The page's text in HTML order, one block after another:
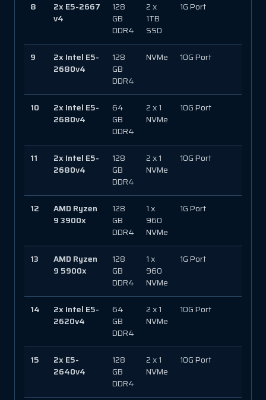
8
2x E5-2667
v4
128
GB
DDR4
2 x
1TB
SSD
1G Port
9
2x Intel E5-
2680v4
128
GB
DDR4
NVMe 10G Port
10
2x Intel E5-
2680v4
64
GB
DDR4
2 x 1
NVMe
10G Port
11
2x Intel E5-
2680v4
128
GB
DDR4
2 x 1
NVMe
10G Port
12
AMD Ryzen
9 3900x
128
GB
DDR4
1 x
960
NVMe
1G Port
13
AMD Ryzen
9 5900x
128
GB
DDR4
1 x
960
NVMe
1G Port
14
2x Intel E5-
2620v4
64
GB
DDR4
2 x 1
NVMe
10G Port
15
2x E5-
2640v4
128
GB
DDR4
2 x 1
NVMe
10G Port